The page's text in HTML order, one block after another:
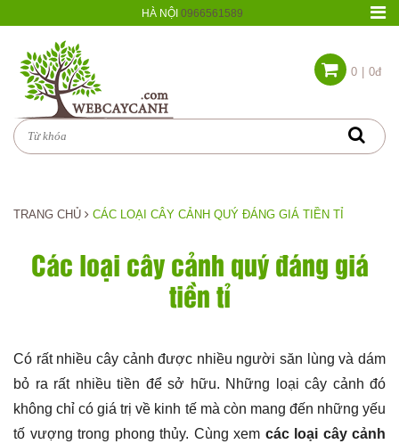
HÀ NỘI 0966561589
0 0đ
TRANG CHỦ CÁC LOẠI CÂY CẢNH QUÝ ĐÁNG GIÁ TIỀN TỈ
Các loại cây cảnh quý đáng giá
tiền tỉ
Có rất nhiều cây cảnh được nhiều người săn lùng và dám
bỏ ra rất nhiều tiền để sở hữu. Những loại cây cảnh đó
không chỉ có giá trị về kinh tế mà còn mang đến những yếu
tố vượng trong phong thủy. Cùng xem các loại cây cảnh